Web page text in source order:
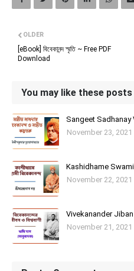
OLDER
[eBook] বিবেকানন্দ স্মৃতি ~ Free PDF
Download
You may like these posts
Sangeet Sadhanay
November 23, 2021
Kashidhame
November 22, 2021
Vivekanander
November 21, 2021